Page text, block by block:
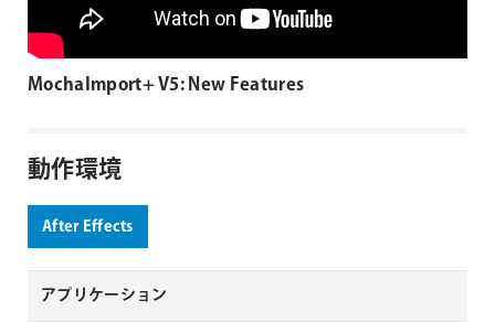
MochaImport+ V5: New Features
動作環境
After Effects
アプリケーション